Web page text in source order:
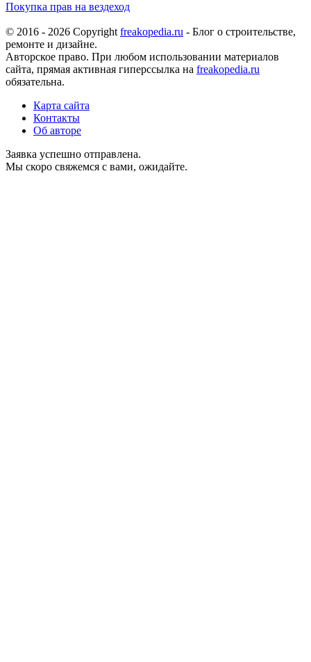
Покупка прав на вездеход
© 2016 - 2026 Copyrightfreakopedia.ru - Блог о строительстве,
ремонте и дизайне.
Авторское право. При любом использовании материалов
сайта, прямая активная гиперссылка на freakopedia.ru
обязательна.
Карта сайта
Контакты
Об авторе
Заявка успешно отправлена.
Мы скоро свяжемся с вами, ожидайте.